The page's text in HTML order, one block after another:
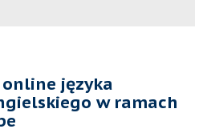
języka
w ramach